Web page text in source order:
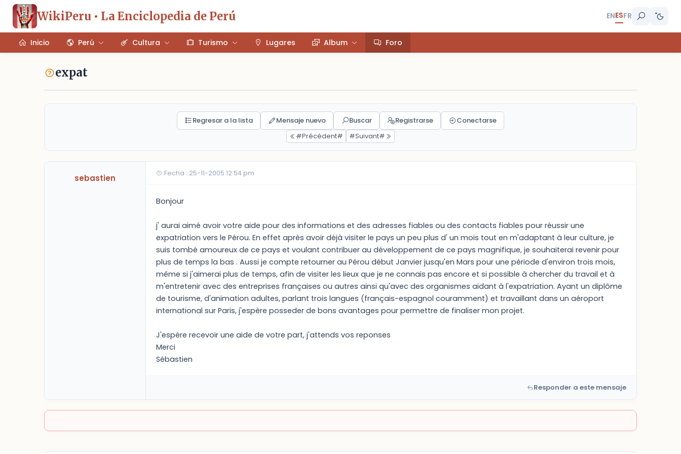
WikiPeru • La Enciclopedia de Perú ENESFR
Inicio Perú Cultura Turismo Lugares Album Foro
expat
Regresar a la lista Mensaje nuevo Buscar Registrarse
Conectarse
#Précédent#
#Suivant#
sebastien Fecha : 25-11-2005 12:54 pm
Bonjour
j' aurai aimé avoir votre aide pour des informations et des adresses fiables ou des contacts fiables pour réussir une
expatriation vers le Pérou. En effet après avoir déjà visiter le pays un peu plus d' un mois tout en m'adaptant à leur culture, je
suis tombé amoureux de ce pays et voulant contribuer au développement de ce pays magnifique, je souhaiterai revenir pour
plus de temps la bas . Aussi je compte retourner au Pérou début Janvier jusqu'en Mars pour une période d'environ trois mois,
même si j'aimerai plus de temps, afin de visiter les lieux que je ne connais pas encore et si possible à chercher du travail et à
m'entretenir avec des entreprises françaises ou autres ainsi qu'avec des organismes aidant à l'expatriation. Ayant un diplôme
de tourisme, d'animation adultes, parlant trois langues (français-espagnol couramment) et travaillant dans un aéroport
international sur Paris, j'espère posseder de bons avantages pour permettre de finaliser mon projet.
J'espère recevoir une aide de votre part, j'attends vos reponses
Merci
Sébastien
Responder a este mensaje